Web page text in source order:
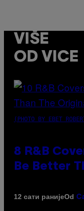
VIŠE
OD VICE
(PHOTO BY EBET
8 R&B
Be Better
12 сати ранијеOd